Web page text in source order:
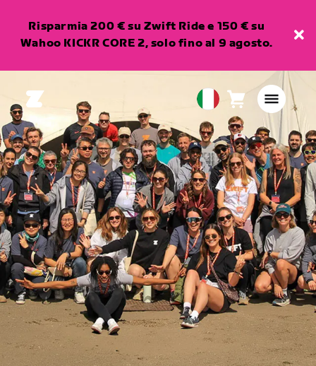
Risparmia 200 € su Zwift Ride e 150 € su
Wahoo KICKR CORE 2, solo fino al 9 agosto.
European
Union
Italiano
Carrello0
articoli